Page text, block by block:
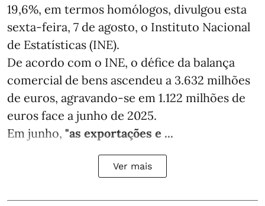
19,6%, em termos homólogos, divulgou esta
sexta-feira, 7 de agosto, o Instituto Nacional
de Estatísticas (INE).
De acordo com o INE, o défice da balança
comercial de bens ascendeu a 3.632 milhões
de euros, agravando-se em 1.122 milhões de
euros face a junho de 2025.
Em junho, "as exportações e ...
Ver mais